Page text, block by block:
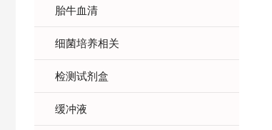
胎牛血清
细菌培养相关
检测试剂盒
缓冲液